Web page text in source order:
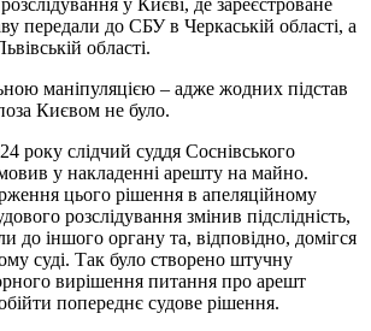
передали до СБУ в Черкаській області, а
області.
маніпуляцією – адже жодних підстав
Києвом не було.
року слідчий суддя Соснівського
у накладенні арешту на майно.
цього рішення в апеляційному
розслідування змінив підслідність,
до іншого органу та, відповідно, домігся
суді. Так було створено штучну
вирішення питання про арешт
попереднє судове рішення.